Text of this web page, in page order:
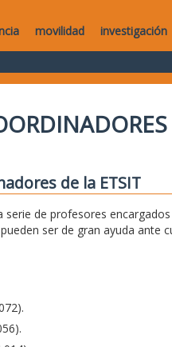
movilidad investigación
de la ETSIT
de profesores
ser de gran ayuda ante